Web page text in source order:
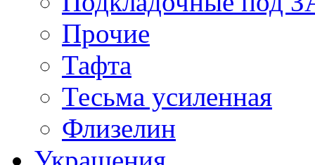
Прочие
Тафта
Тесьма усиленная
Флизелин